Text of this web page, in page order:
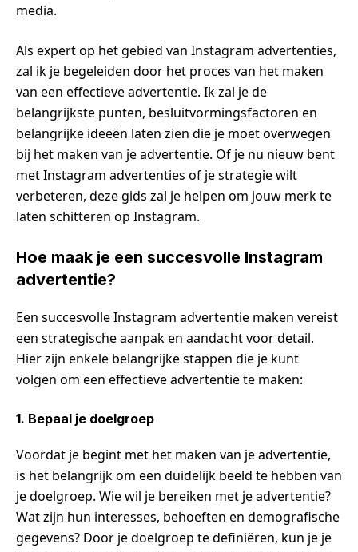
media.
Als expert op het gebied van Instagram advertenties,
zal ik je begeleiden door het proces van het maken
van een effectieve advertentie. Ik zal je de
belangrijkste punten, besluitvormingsfactoren en
belangrijke ideeën laten zien die je moet overwegen
bij het maken van je advertentie. Of je nu nieuw bent
met Instagram advertenties of je strategie wilt
verbeteren, deze gids zal je helpen om jouw merk te
laten schitteren op Instagram.
Hoe maak je een succesvolle Instagram
advertentie?
Een succesvolle Instagram advertentie maken vereist
een strategische aanpak en aandacht voor detail.
Hier zijn enkele belangrijke stappen die je kunt
volgen om een effectieve advertentie te maken:
1. Bepaal je doelgroep
Voordat je begint met het maken van je advertentie,
is het belangrijk om een duidelijk beeld te hebben van
je doelgroep. Wie wil je bereiken met je advertentie?
Wat zijn hun interesses, behoeften en demografische
gegevens? Door je doelgroep te definiëren, kun je je